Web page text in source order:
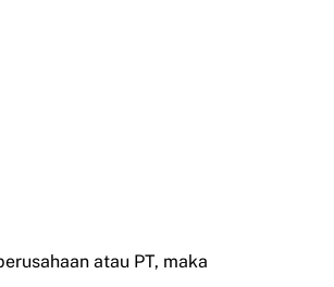
atau PT, maka